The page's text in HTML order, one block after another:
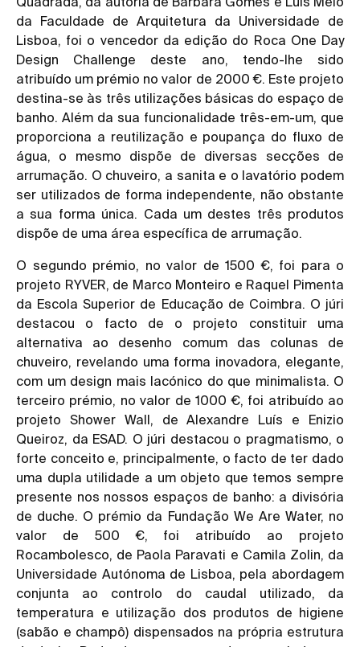
da Faculdade de Arquitetura da Universidade de
Lisboa, foi o vencedor da edição do Roca One Day
Design Challenge deste ano, tendo-lhe sido
atribuído um prémio no valor de 2000 €. Este projeto
destina-se às três utilizações básicas do espaço de
banho. Além da sua funcionalidade três-em-um, que
proporciona a reutilização e poupança do fluxo de
água, o mesmo dispõe de diversas secções de
arrumação. O chuveiro, a sanita e o lavatório podem
ser utilizados de forma independente, não obstante
a sua forma única. Cada um destes três produtos
dispõe de uma área específica de arrumação.
O segundo prémio, no valor de 1500 €, foi para o
projeto RYVER, de Marco Monteiro e Raquel Pimenta
da Escola Superior de Educação de Coimbra. O júri
destacou o facto de o projeto constituir uma
alternativa ao desenho comum das colunas de
chuveiro, revelando uma forma inovadora, elegante,
com um design mais lacónico do que minimalista. O
terceiro prémio, no valor de 1000 €, foi atribuído ao
projeto Shower Wall, de Alexandre Luís e Enizio
Queiroz, da ESAD. O júri destacou o pragmatismo, o
forte conceito e, principalmente, o facto de ter dado
uma dupla utilidade a um objeto que temos sempre
presente nos nossos espaços de banho: a divisória
de duche. O prémio da Fundação We Are Water, no
valor de 500 €, foi atribuído ao projeto
Rocambolesco, de Paola Paravati e Camila Zolin, da
Universidade Autónoma de Lisboa, pela abordagem
conjunta ao controlo do caudal utilizado, da
temperatura e utilização dos produtos de higiene
(sabão e champô) dispensados na própria estrutura